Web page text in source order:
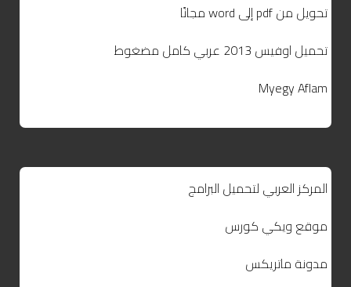
تحويل من pdf إلى word مجانًا
تحميل اوفيس 2013 عربي كامل مضغوط
Myegy Aflam
المركز العربي لتحميل البرامج
موقع ويكي كورس
مدونة ماتريكس